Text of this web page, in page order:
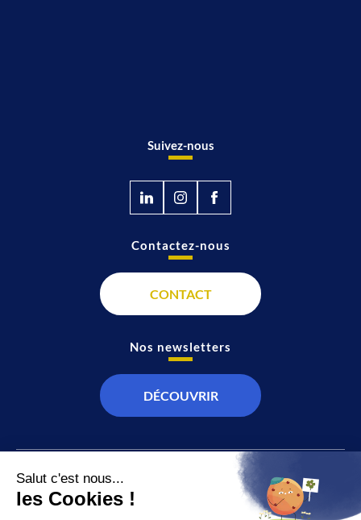
Suivez-nous
JT
À propos de nous
Contactez-nous
CONTACT
Nos newsletters
DÉCOUVRIR